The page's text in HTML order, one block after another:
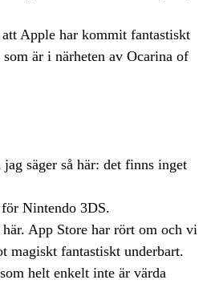
Apple har kommit fantastiskt
är i närheten av Ocarina of
säger så här: det finns inget
Nintendo 3DS.
App Store har rört om och vi
magiskt fantastiskt underbart.
helt enkelt inte är värda